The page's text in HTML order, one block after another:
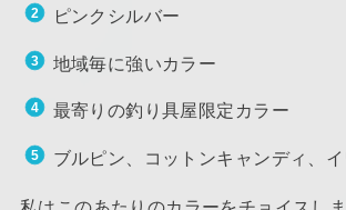
ピンクシルバー
地域毎に強いカラー
最寄りの釣り具屋限定カラー
ブルピン、コットンキャンディ、